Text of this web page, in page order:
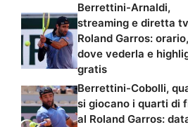
Berrettini-Arnaldi,
streaming e diretta tv
Roland Garros: orario,
dove vederla e
gratis
Berrettini-Cobolli,
si giocano i quarti di
al Roland Garros: